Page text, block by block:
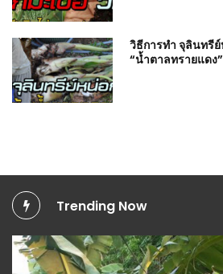
วิธีการทำ จุลินทรี
“น้ำตาลทรายแดง”
Trending Now